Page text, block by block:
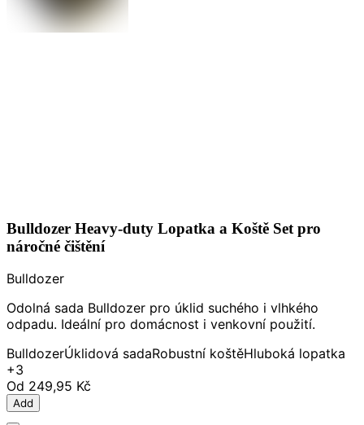
Bulldozer Heavy-duty Lopatka a Koště Set pro
náročné čištění
Bulldozer
Odolná sada Bulldozer pro úklid suchého i vlhkého
odpadu. Ideální pro domácnost i venkovní použití.
BulldozerÚklidová sadaRobustní koštěHluboká lopatka
+3
Od 249,95 Kč
Add